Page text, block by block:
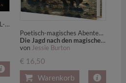
Roman - Nach den SPIEGEL-Bestsellern "Der Teepalast" und "Der Teegarten" der neue große historische Roman von Elisabeth Herrmann
Poetisch-magisches Abenteuer ab 10 Jahren über ein Mädchen im alten London, das die Stimme der Themse hören kann
Die Jagd nach den magischen Münzen
von Jessie Burton
€ 16,50
Warenkorb